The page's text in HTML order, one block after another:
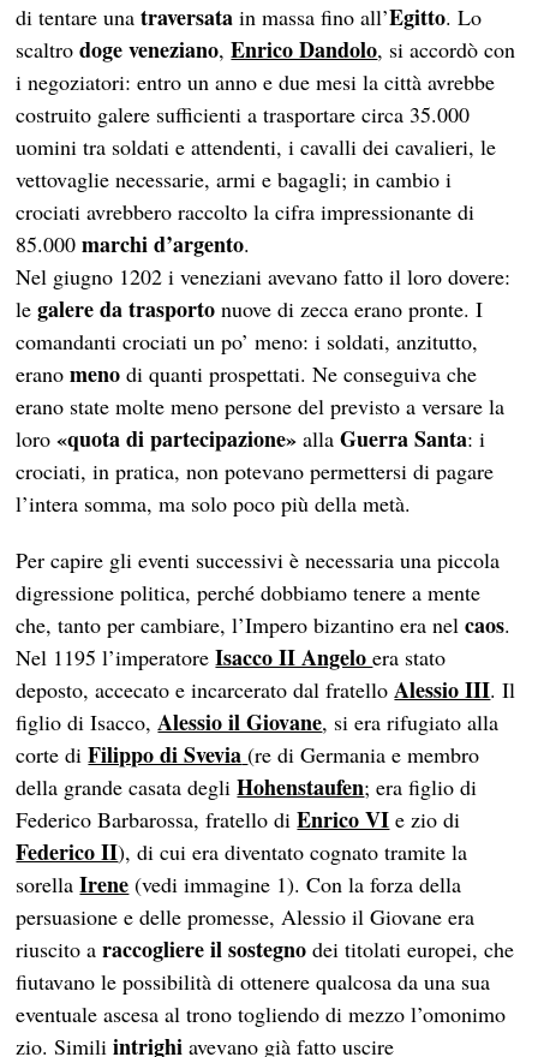
di tentare unatraversata in massa fino all’Egitto. Lo
scaltrodoge veneziano,Enrico Dandolo, si accordò con
i negoziatori: entro un anno e due mesi la città avrebbe
costruito galere sufficienti a trasportare circa 35.000
uomini tra soldati e attendenti, i cavalli dei cavalieri, le
vettovaglie necessarie, armi e bagagli; in cambio i
crociati avrebbero raccolto la cifra impressionante di
85.000marchi d’argento.
Nel giugno 1202 i veneziani avevano fatto il loro dovere:
legalere da trasporto nuove di zecca erano pronte. I
comandanti crociati un po’ meno: i soldati, anzitutto,
eranomeno di quanti prospettati. Ne conseguiva che
erano state molte meno persone del previsto a versare la
loro«quota di partecipazione» allaGuerra Santa: i
crociati, in pratica, non potevano permettersi di pagare
l’intera somma, ma solo poco più della metà.
Per capire gli eventi successivi è necessaria una piccola
digressione politica, perché dobbiamo tenere a mente
che, tanto per cambiare, l’Impero bizantino era nelcaos.
Nel 1195 l’imperatoreIsacco II Angeloera stato
deposto, accecato e incarcerato dal fratelloAlessio III. Il
figlio di Isacco,Alessio il Giovane, si era rifugiato alla
corte diFilippo di Svevia (re di Germania e membro
della grande casata degliHohenstaufen; era figlio di
Federico Barbarossa, fratello diEnrico VI e zio di
Federico II), di cui era diventato cognato tramite la
sorellaIrene (vedi immagine 1). Con la forza della
persuasione e delle promesse, Alessio il Giovane era
riuscito araccogliere il sostegno dei titolati europei, che
fiutavano le possibilità di ottenere qualcosa da una sua
eventuale ascesa al trono togliendo di mezzo l’omonimo
zio. Similiintrighi avevano già fatto uscire